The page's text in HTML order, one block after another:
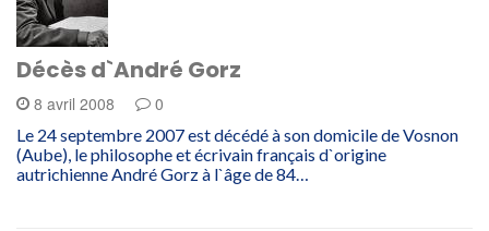
Décès d`André Gorz
8 avril 2008 0
Le 24 septembre 2007 est décédé à son domicile de Vosnon
(Aube), le philosophe et écrivain français d`origine
autrichienne André Gorz à l`âge de 84…